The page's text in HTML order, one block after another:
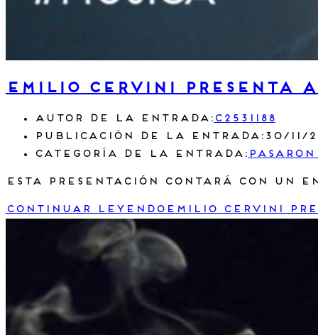
Emilio Cervini presenta
Autor de la entrada: c2531188
Publicación de la entrada: 30/11/
Categoría de la entrada:
Esta presentación contará con un
Continuar leyendo Emilio Cervini